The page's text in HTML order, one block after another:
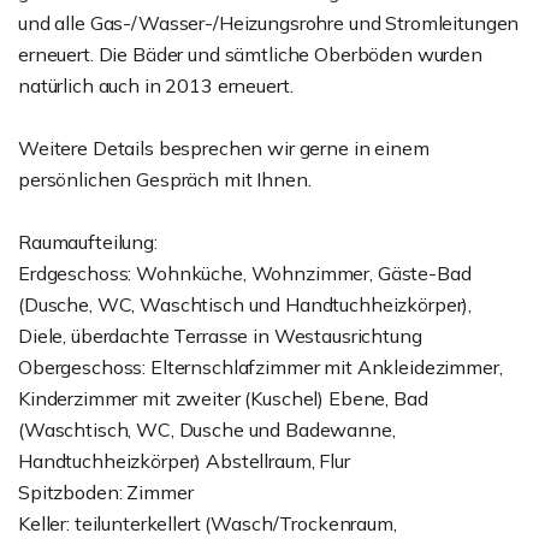
und alle Gas-/Wasser-/Heizungsrohre und Stromleitungen
erneuert. Die Bäder und sämtliche Oberböden wurden
natürlich auch in 2013 erneuert.
Weitere Details besprechen wir gerne in einem
persönlichen Gespräch mit Ihnen.
Raumaufteilung:
Erdgeschoss: Wohnküche, Wohnzimmer, Gäste-Bad
(Dusche, WC, Waschtisch und Handtuchheizkörper),
Diele, überdachte Terrasse in Westausrichtung
Obergeschoss: Elternschlafzimmer mit Ankleidezimmer,
Kinderzimmer mit zweiter (Kuschel) Ebene, Bad
(Waschtisch, WC, Dusche und Badewanne,
Handtuchheizkörper) Abstellraum, Flur
Spitzboden: Zimmer
Keller: teilunterkellert (Wasch/Trockenraum,